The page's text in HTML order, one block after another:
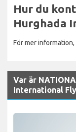
Hur du
Hurghada
För mer
Var är
International